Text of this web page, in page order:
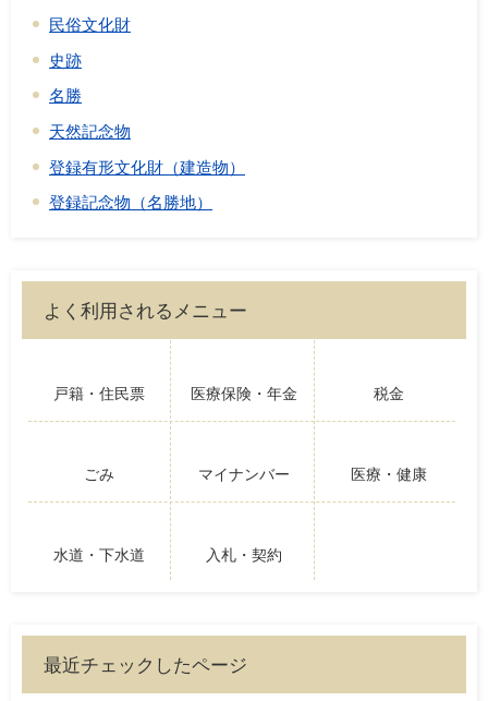
民俗文化財
史跡
名勝
天然記念物
登録有形文化財（建造物）
登録記念物（名勝地）
よく利用されるメニュー
戸籍・住民票 医療保険・年金 税金
ごみ マイナンバー 医療・健康
水道・下水道 入札・契約
最近チェックしたページ